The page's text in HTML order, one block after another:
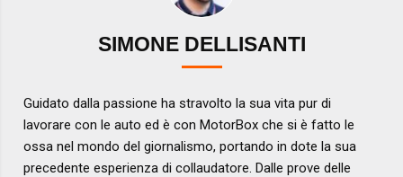
SIMONE DELLISANTI
Guidato dalla passione ha stravolto la sua vita pur di
lavorare con le auto ed è con MotorBox che si è fatto le
ossa nel mondo del giornalismo, portando in dote la sua
precedente esperienza di collaudatore. Dalle prove delle